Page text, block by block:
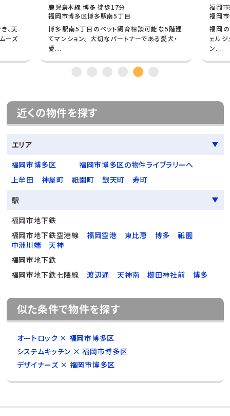
、天
ーズ
鹿児島本線 博多 徒歩17分
福岡市博多区博多駅南5丁目
博多駅南5丁目のペット飼育相談可能な5階建
てマンション。 大切なパートナーである愛犬・
愛...
福岡
福岡
福岡の
ェル
ン...
近くの物件を探す
エリア
福岡市博多区
福岡市博多区の物件ライブラリーへ
上牟田
神屋町 祇園町 銀天町
寿町
駅
福岡市地下鉄
福岡市地下鉄空港線
福岡空港 東比恵 博多
祇園
中洲川端
天神
福岡市地下鉄
福岡市地下鉄七隈線
渡辺通 天神南 櫛田神社前 博多
似た条件で物件を探す
オートロック × 福岡市博多区
システムキッチン × 福岡市博多区
デザイナーズ × 福岡市博多区